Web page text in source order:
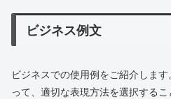
ビジネス例文
ビジネスでの使用例をご紹介しま
って、適切な表現方法を選択するこ